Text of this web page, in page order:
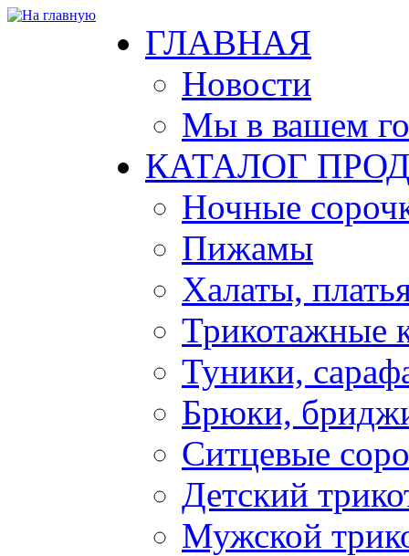
ГЛАВНАЯ
Новости
Мы в вашем
КАТАЛОГ
Ночные
Пижамы
Халаты,
Трикотажные
Туники,
Брюки,
Ситцевые
Детский
Мужской